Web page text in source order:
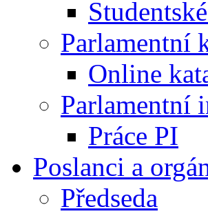
Parlamentní
Online
Parlamentní
Práce PI
Poslanci a
Předseda